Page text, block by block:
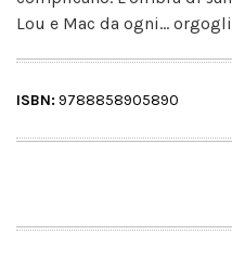
Lou e Mac da ogni...
ISBN: 9788858905890